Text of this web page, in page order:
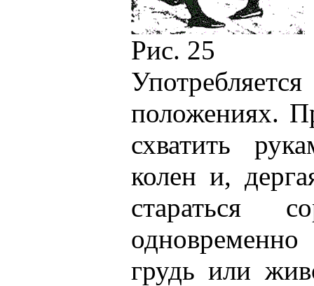
Рис. 25
положениях.
схватить
колен и,
стараться
грудь или